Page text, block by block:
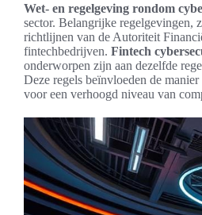
Wet- en regelgeving rondom
sector. Belangrijke regelgevingen,
richtlijnen van de Autoriteit
fintechbedrijven. Fintech
onderworpen zijn aan dezelfde
Deze regels beïnvloeden de
voor een verhoogd niveau van